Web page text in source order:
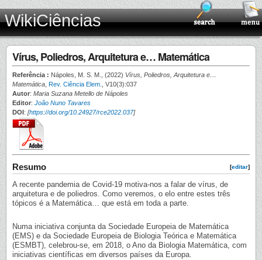
WikiCiências
Vírus, Poliedros, Arquitetura e… Matemática
Referência : Nápoles, M. S. M., (2022) Vírus, Poliedros, Arquitetura e…
Matemática Rev. Ciência Elem.
, V10(3):037
Autor: Maria Suzana Metello de Nápoles
Editor: João Nuno Tavares
DOI: [https://doi.org/10.24927/rce2022.037]
[editar]
Resumo
A recente pandemia de Covid-19 motiva-nos a falar de vírus, de
arquitetura e de poliedros. Como veremos, o elo entre estes três
tópicos é a Matemática… que está em toda a parte.
Numa iniciativa conjunta da Sociedade Europeia de Matemática
(EMS) e da Sociedade Europeia de Biologia Teórica e Matemática
(ESMBT), celebrou-se, em 2018, o Ano da Biologia Matemática, com
iniciativas científicas em diversos países da Europa.